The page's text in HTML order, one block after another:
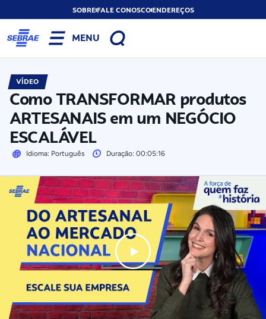
SOBREFALE CONOSCOENDEREÇOS
MENU
VÍDEO
Idioma: Português Duração: 00:05:16
Como TRANSFORMAR produtos
ARTESANAIS em um NEGÓCIO
ESCALÁVEL